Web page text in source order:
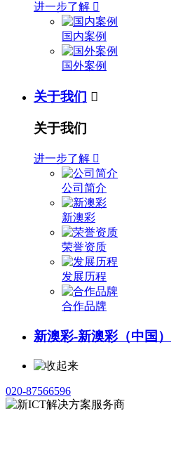
进一步了解 
国内案例
国外案例
关于我们 
关于我们
进一步了解 
公司简介
新澳彩
荣誉资质
发展历程
合作品牌
新澳彩-新澳彩（中国）
020-87566596